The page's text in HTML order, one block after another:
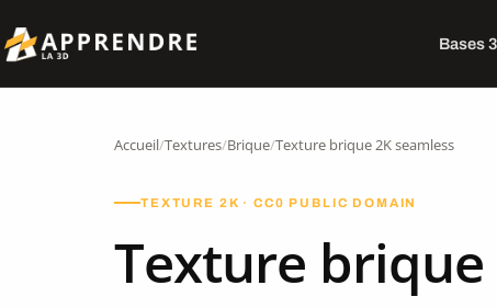
Bases
Accueil/Textures/Brique/Texture brique 2K seamless
TEXTURE 2K · CC0 PUBLIC DOMAIN
Texture brique